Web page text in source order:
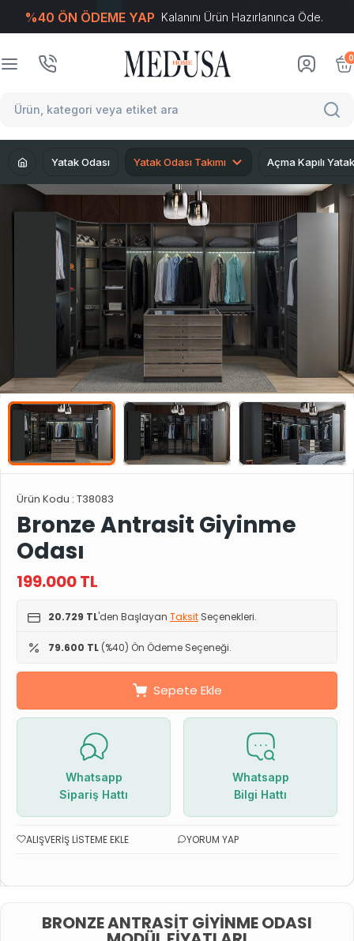
%40 ÖN ÖDEME YAP Kalanını Ürün Hazırlanınca Öde.
0
Yatak Odası Yatak Odası Takımı Açma Kapılı
Ürün Kodu : T38083
Bronze Antrasit Giyinme
Odası
199.000TL
20.729 TL'den Başlayan Taksit Seçenekleri.
79.600 TL (%40) Ön Ödeme Seçeneği.
Sepete Ekle
Whatsapp
Sipariş Hattı
Whatsapp
Bilgi Hattı
ALIŞVERIŞ LISTEME EKLE YORUM YAP
BRONZE ANTRASIT GIYINME ODASI
T-Soft E-Ticaret Sistemleriyle Hazırlanmıştır.